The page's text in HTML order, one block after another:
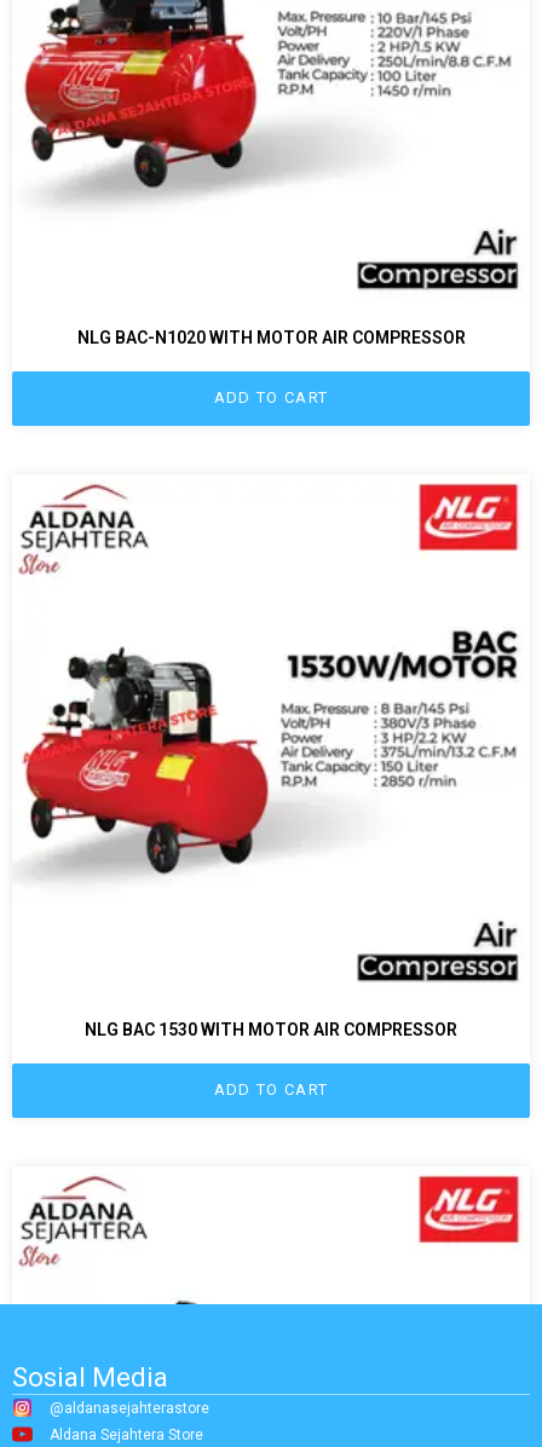
NLG BAC-N1020 WITH MOTOR AIR COMPRESSOR
ADD TO CART
NLG BAC 1530 WITH MOTOR AIR COMPRESSOR
ADD TO CART
Sosial Media
@aldanasejahterastore
Aldana Sejahtera Store